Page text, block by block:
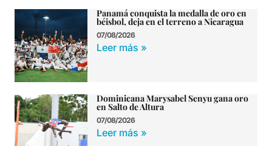
Panamá conquista la medalla de oro en
béisbol, deja en el terreno a Nicaragua
07/08/2026
Leer más »
Dominicana Marysabel Senyu gana oro
en Salto de Altura
07/08/2026
Leer más »